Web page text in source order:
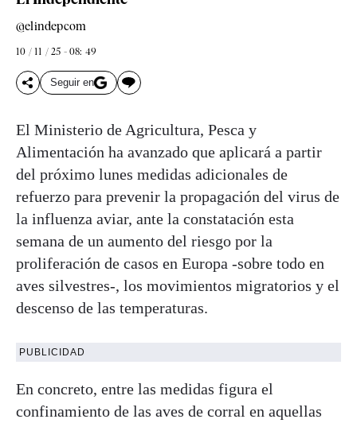
@elindepcom
10 / 11 / 25 - 08: 49
Seguir en
El Ministerio de Agricultura, Pesca y
Alimentación ha avanzado que aplicará a partir
del próximo lunes medidas adicionales de
refuerzo para prevenir la propagación del virus de
la influenza aviar, ante la constatación esta
semana de un aumento del riesgo por la
proliferación de casos en Europa -sobre todo en
aves silvestres-, los movimientos migratorios y el
descenso de las temperaturas.
PUBLICIDAD
En concreto, entre las medidas figura el
confinamiento de las aves de corral en aquellas